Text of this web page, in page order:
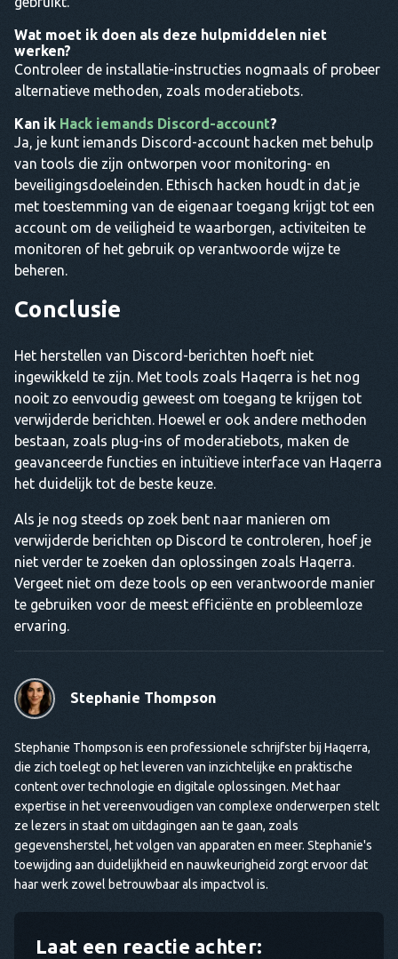
Wat moet ik doen als deze hulpmiddelen niet
werken?
Controleer de installatie-instructies nogmaals of probeer
alternatieve methoden, zoals moderatiebots.
Kan ik Hack iemands Discord-account?
Ja, je kunt iemands Discord-account hacken met behulp
van tools die zijn ontworpen voor monitoring- en
beveiligingsdoeleinden. Ethisch hacken houdt in dat je
met toestemming van de eigenaar toegang krijgt tot een
account om de veiligheid te waarborgen, activiteiten te
monitoren of het gebruik op verantwoorde wijze te
beheren.
Conclusie
Het herstellen van Discord-berichten hoeft niet
ingewikkeld te zijn. Met tools zoals Haqerra is het nog
nooit zo eenvoudig geweest om toegang te krijgen tot
verwijderde berichten. Hoewel er ook andere methoden
bestaan, zoals plug-ins of moderatiebots, maken de
geavanceerde functies en intuïtieve interface van Haqerra
het duidelijk tot de beste keuze.
Als je nog steeds op zoek bent naar manieren om
verwijderde berichten op Discord te controleren, hoef je
niet verder te zoeken dan oplossingen zoals Haqerra.
Vergeet niet om deze tools op een verantwoorde manier
te gebruiken voor de meest efficiënte en probleemloze
ervaring.
Stephanie Thompson
Stephanie Thompson is een professionele schrijfster bij Haqerra,
die zich toelegt op het leveren van inzichtelijke en praktische
content over technologie en digitale oplossingen. Met haar
expertise in het vereenvoudigen van complexe onderwerpen stelt
ze lezers in staat om uitdagingen aan te gaan, zoals
gegevensherstel, het volgen van apparaten en meer. Stephanie's
toewijding aan duidelijkheid en nauwkeurigheid zorgt ervoor dat
haar werk zowel betrouwbaar als impactvol is.
Laat een reactie achter: